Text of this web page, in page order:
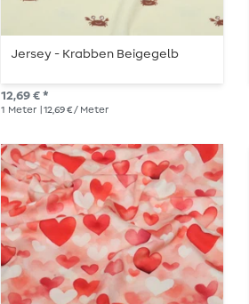
Jersey - Krabben Beigegelb
12,69 € *
1 Meter | 12,69 € / Meter